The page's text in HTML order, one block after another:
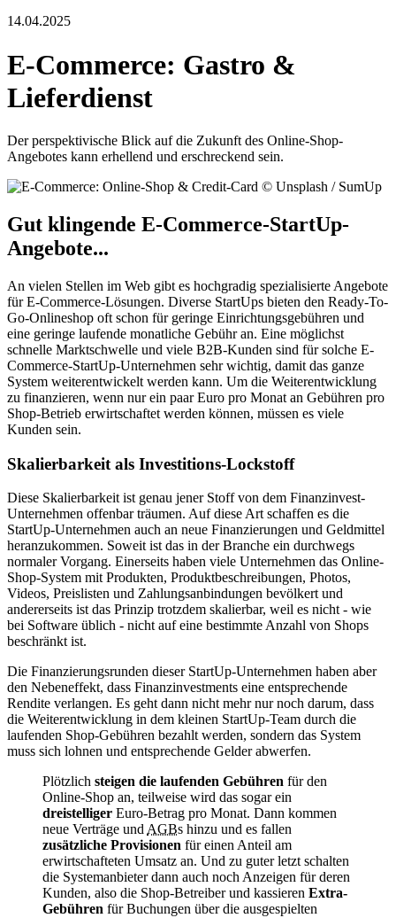
14.04.2025
E-Commerce: Gastro &
Lieferdienst
Der perspektivische Blick auf die Zukunft des Online-Shop-
Angebotes kann erhellend und erschreckend sein.
Gut klingende E-Commerce-StartUp-
Angebote...
An vielen Stellen im Web gibt es hochgradig spezialisierte Angebote
für E-Commerce-Lösungen. Diverse StartUps bieten den Ready-To-
Go-Onlineshop oft schon für geringe Einrichtungsgebühren und
eine geringe laufende monatliche Gebühr an. Eine möglichst
schnelle Marktschwelle und viele B2B-Kunden sind für solche E-
Commerce-StartUp-Unternehmen sehr wichtig, damit das ganze
System weiterentwickelt werden kann. Um die Weiterentwicklung
zu finanzieren, wenn nur ein paar Euro pro Monat an Gebühren pro
Shop-Betrieb erwirtschaftet werden können, müssen es viele
Kunden sein.
Skalierbarkeit als Investitions-Lockstoff
Diese Skalierbarkeit ist genau jener Stoff von dem Finanzinvest-
Unternehmen offenbar träumen. Auf diese Art schaffen es die
StartUp-Unternehmen auch an neue Finanzierungen und Geldmittel
heranzukommen. Soweit ist das in der Branche ein durchwegs
normaler Vorgang. Einerseits haben viele Unternehmen das Online-
Shop-System mit Produkten, Produktbeschreibungen, Photos,
Videos, Preislisten und Zahlungsanbindungen bevölkert und
andererseits ist das Prinzip trotzdem skalierbar, weil es nicht - wie
bei Software üblich - nicht auf eine bestimmte Anzahl von Shops
beschränkt ist.
Die Finanzierungsrunden dieser StartUp-Unternehmen haben aber
den Nebeneffekt, dass Finanzinvestments eine entsprechende
Rendite verlangen. Es geht dann nicht mehr nur noch darum, dass
die Weiterentwicklung in dem kleinen StartUp-Team durch die
laufenden Shop-Gebühren bezahlt werden, sondern das System
muss sich lohnen und entsprechende Gelder abwerfen.
Plötzlich steigen die laufenden Gebühren für den
Online-Shop an, teilweise wird das sogar ein
dreistelliger Euro-Betrag pro Monat. Dann kommen
neue Verträge undAGBs hinzu und es fallen
zusätzliche Provisionen für einen Anteil am
erwirtschafteten Umsatz an. Und zu guter letzt schalten
die Systemanbieter dann auch noch Anzeigen für deren
Kunden, also die Shop-Betreiber und kassieren Extra-
Gebühren für Buchungen über die ausgespielten